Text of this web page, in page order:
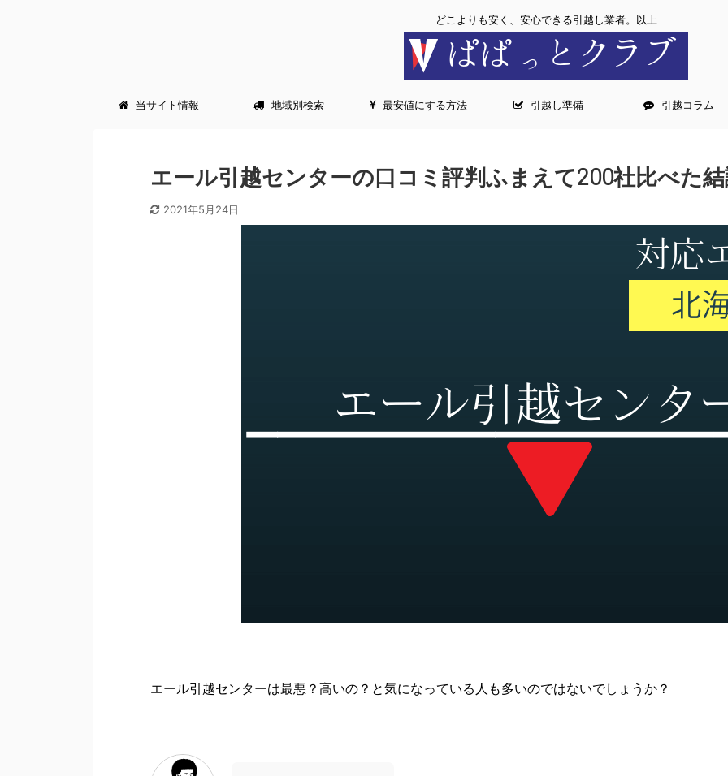
どこよりも安く、安心できる引越し業者。以上
当サイト情報 地域別検索 最安値にする方法 引越し準備 引越コラム
エール引越センターの口コミ評判ふまえて200社比べた
2021年5月24日
エール引越センターは最悪？高いの？と気になっている人も多いのではないでしょうか？